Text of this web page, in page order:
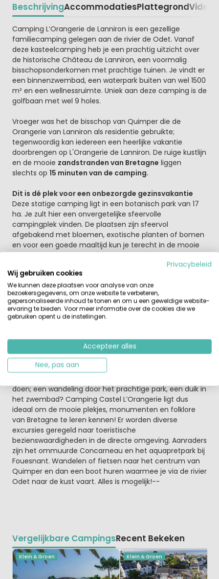
BeschrijvingAccommodatiesPlattegrondVideo
Beschrijving
Camping L’Orangerie de Lanniron is een gezellige
familiecamping gelegen aan de rivier de Odet. Vanaf
deze kasteelcamping heb je een prachtig uitzicht over
de historische Château de Lanniron, een voormalig
bisschopsonderkomen met prachtige tuinen. Je vindt er
een binnenzwembad, een waterpark buiten van wel 1500
m² en een wellnessruimte. Uniek aan deze camping is de
golfbaan met wel 9 holes.
Vroeger was het de bisschop van Quimper die de
Orangerie van Lanniron als residentie gebruikte;
tegenwoordig kan iedereen een heerlijke vakantie
doorbrengen op L'Orangerie de Lanniron. De ruige kustlijn
en de mooie zandstranden van Bretagne liggen
slechts op 15 minuten van de camping.
Dit is dé plek voor een onbezorgde gezinsvakantie
Deze statige camping ligt in een botanisch park van 17
ha. Je zult hier een onvergetelijke sfeervolle
campingplek vinden. De plaatsen zijn sfeervol
afgebakend met bloemen, exotische planten of bomen
en voor een goede maaltijd kun je terecht in de mooie
Orangerie. Er is eenmooi waterpark buitenVerder kun
je bij minder weer het binnenzwembad bezoeken en
speciaal voor de jongste bezoekers is er een kleuterbad
met speeltuin.
Strand, natuur en leuke steden op korte afstand van
de camping
centrum van Quimper, waar je de kathedraal van Saint
Corentin kunt bezoeken en verder goede restaurants,
winkels en aardewerkwinkeltjes. In de zomer worden er
diverse festiviteiten in en rondom Quimper
doen; een wandeling door het prachtige park, een duik in
het zwembad? Camping Castel L’Orangerie ligt dus
ideaal om de mooie plekjes, monumenten en folklore
van Bretagne te leren kennen! Er worden diverse
excursies geregeld naar toeristische
bezienswaardigheden in de directe omgeving. Aanraders
zijn het ommuurde Concarneau en het aquapretpark bij
Fouesnant. Wandelen of fietsen naar het centrum van
Quimper en dan een boot huren waarmee je via de rivier
Odet naar de kust vaart. Alles is mogelijk!--
Vergelijkbare CampingsRecent Bekeken
Klein & Groen Klein & Groen
Privacybeleid
Wij gebruiken cookies
We kunnen deze plaatsen voor analyse van onze
bezoekersgegevens, om onze website te verbeteren,
gepersonaliseerde inhoud te tonen en om u een geweldige website-
ervaring te bieden. Voor meer informatie over de cookies die we
gebruiken opent u de instellingen.
Accepteer alles
Nee, pas aan